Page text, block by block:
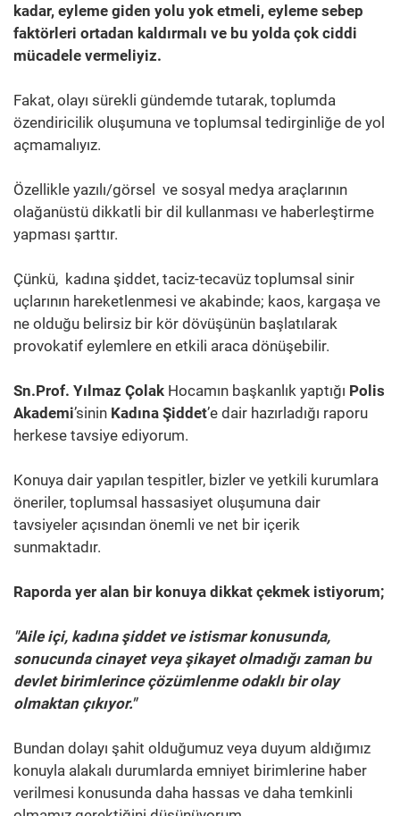
kadar, eyleme giden yolu yok etmeli, eyleme sebep
faktörleri ortadan kaldırmalı ve bu yolda çok ciddi
mücadele vermeliyiz.
Fakat, olayı sürekli gündemde tutarak, toplumda
özendiricilik oluşumuna ve toplumsal tedirginliğe de yol
açmamalıyız.
Özellikle yazılı/görsel ve sosyal medya araçlarının
olağanüstü dikkatli bir dil kullanması ve haberleştirme
yapması şarttır.
Çünkü, kadına şiddet, taciz-tecavüz toplumsal sinir
uçlarının hareketlenmesi ve akabinde; kaos, kargaşa ve
ne olduğu belirsiz bir kör dövüşünün başlatılarak
provokatif eylemlere en etkili araca dönüşebilir.
Sn.Prof. Yılmaz Çolak Hocamın başkanlık yaptığı Polis
Akademi’sinin Kadına Şiddet’e dair hazırladığı raporu
herkese tavsiye ediyorum.
Konuya dair yapılan tespitler, bizler ve yetkili kurumlara
öneriler, toplumsal hassasiyet oluşumuna dair
tavsiyeler açısından önemli ve net bir içerik
sunmaktadır.
Raporda yer alan bir konuya dikkat çekmek istiyorum;
"Aile içi, kadına şiddet ve istismar konusunda,
sonucunda cinayet veya şikayet olmadığı zaman bu
devlet birimlerince çözümlenme odaklı bir olay
olmaktan çıkıyor."
Bundan dolayı şahit olduğumuz veya duyum aldığımız
konuyla alakalı durumlarda emniyet birimlerine haber
verilmesi konusunda daha hassas ve daha temkinli